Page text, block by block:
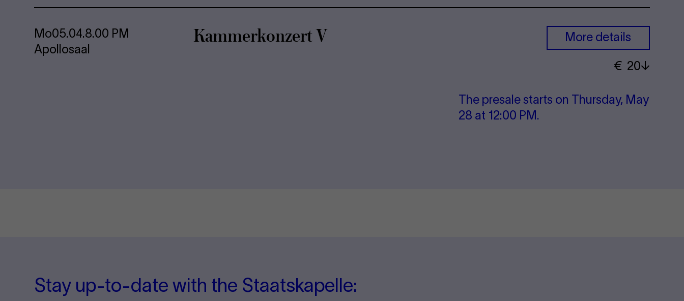
Mo05.04.8.00 PM
Apollosaal
Kam­mer­kon­zert V More details
€ ​ 20
The presale starts on Thursday, May
28 at 12:00 PM.
Stay up-to-date with the Staatskapelle: